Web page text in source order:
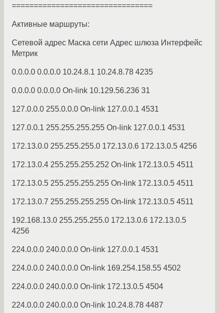
================================
Активные маршруты:
Сетевой адрес Маска сети Адрес шлюза Интерфейс
Метрик
0.0.0.0 0.0.0.0 10.24.8.1 10.24.8.78 4235
0.0.0.0 0.0.0.0 On-link 10.129.56.236 31
127.0.0.0 255.0.0.0 On-link 127.0.0.1 4531
127.0.0.1 255.255.255.255 On-link 127.0.0.1 4531
172.13.0.0 255.255.255.0 172.13.0.6 172.13.0.5 4256
172.13.0.4 255.255.255.252 On-link 172.13.0.5 4511
172.13.0.5 255.255.255.255 On-link 172.13.0.5 4511
172.13.0.7 255.255.255.255 On-link 172.13.0.5 4511
192.168.13.0 255.255.255.0 172.13.0.6 172.13.0.5
4256
224.0.0.0 240.0.0.0 On-link 127.0.0.1 4531
224.0.0.0 240.0.0.0 On-link 169.254.158.55 4502
224.0.0.0 240.0.0.0 On-link 172.13.0.5 4504
224.0.0.0 240.0.0.0 On-link 10.24.8.78 4487